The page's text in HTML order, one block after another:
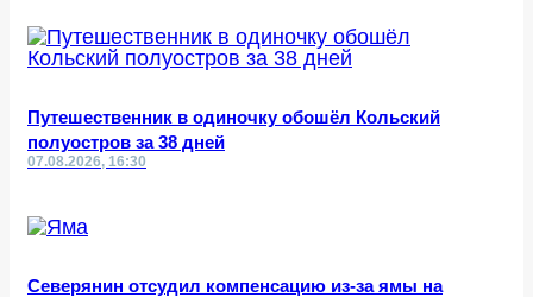
Путешественник в одиночку обошёл Кольский
полуостров за 38 дней
07.08.2026, 16:30
Северянин отсудил компенсацию из-за ямы на